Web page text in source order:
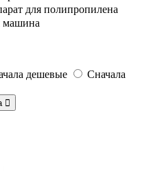
для полипропилена
машина
дешевые
Сначала
